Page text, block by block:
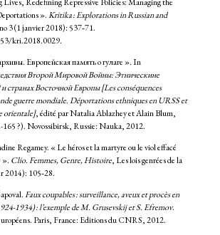
».Kritika : Explorations in Russian and
3 (1 janvier 2018): 537‑71.
kri.2018.0029.
Европейская память о гулаге ». In
Второй Мировой Войны: Этническине
Восточной Европы [Les conséquences
guerre mondiale. Déportations ethniques en URSS et
orientale], édité par Natalia Ablazhey et Alain Blum,
165 ?). Novossibirsk, Russie: Nauka, 2012.
Regamey. « Le héros et la martyre ou le viol effacé
». Clio. Femmes, Genre, Histoire, Les lois genrées de la
2014): 105‑28.
Faux coupables : surveillance, aveux et procès en
1934) : l’exemple de M. Grusevskij et S. Efremov.
Paris, France: Editions du CNRS, 2012.